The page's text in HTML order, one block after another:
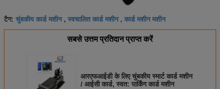
टैग: चुंबकीय कार्ड मशीन, स्वचालित कार्ड मशीन, कार्ड मशीन मशीन
सबसे उत्तम प्रतिदान प्राप्त करें
आरएफआईडी के लिए चुंबकीय स्मार्ट कार्ड मशीन
/ आईसी कार्ड, स्वत: पार्किंग कार्ड मशीन